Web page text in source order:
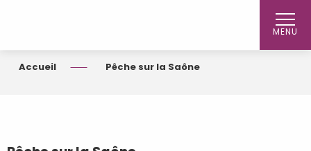
MENU
Accueil Pêche sur la Saône